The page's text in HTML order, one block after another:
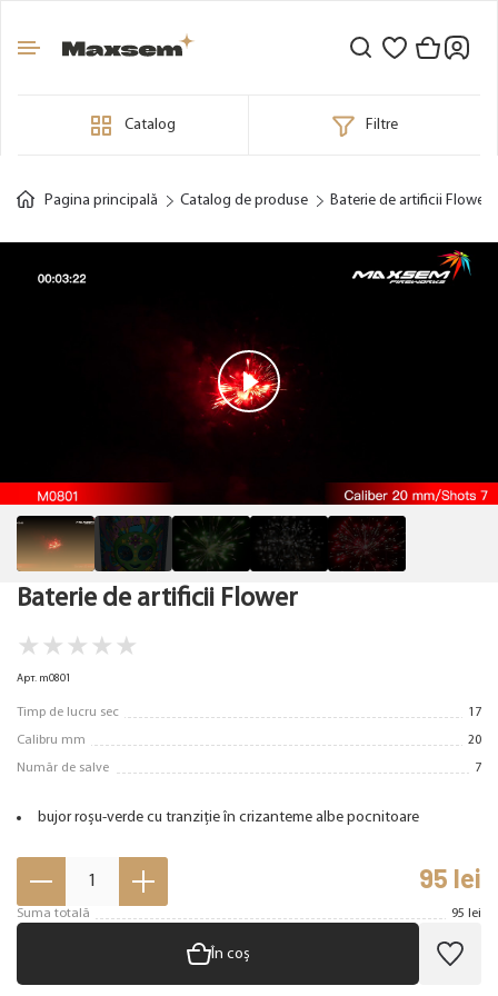
Catalog Filtre
Pagina principală Catalog de produse Baterie de artificii Flower
Baterie de artificii Flower
★ ★ ★ ★ ★
Арт. m0801
Timp de lucru sec 17
Calibru mm 20
Număr de salve 7
bujor roșu-verde cu tranziție în crizanteme albe pocnitoare
1 95 lei
Suma totală 95 lei
În coș